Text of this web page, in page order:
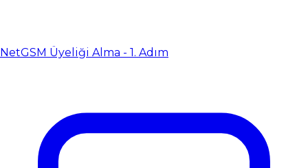
NetGSM Üyeliği Alma - 1. Adım